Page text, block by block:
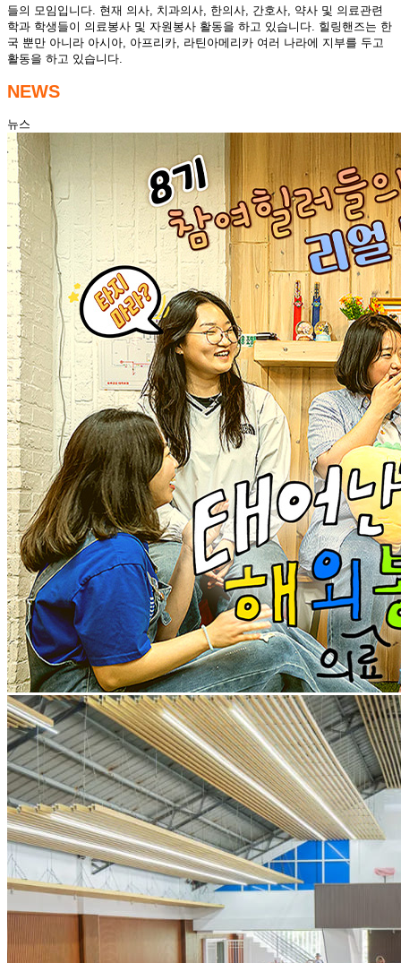
들의 모임입니다. 현재 의사, 치과의사, 한의사, 간호사, 약사 및 의료관련
학과 학생들이 의료봉사 및 자원봉사 활동을 하고 있습니다. 힐링핸즈는 한
국 뿐만 아니라 아시아, 아프리카, 라틴아메리카 여러 나라에 지부를 두고
활동을 하고 있습니다.
NEWS
뉴스